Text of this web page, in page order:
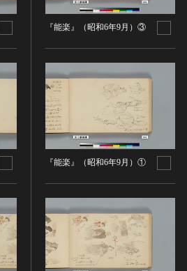
『能楽』（昭和6年9月）③
『能楽』（昭和6年9月）①
[朝鮮半島]
鮮半島]
）
講ずべき無形文化財
講ずべき無形の民俗文化財
保存地区
承）
改変禁止）
営利）
示—非営利—継承）
作権あり）
ORPHAN WORK（著作権あり-
USE
権あり-教育目的の利用可）
入力情報をクリア
連想検索する
入力情報をクリア